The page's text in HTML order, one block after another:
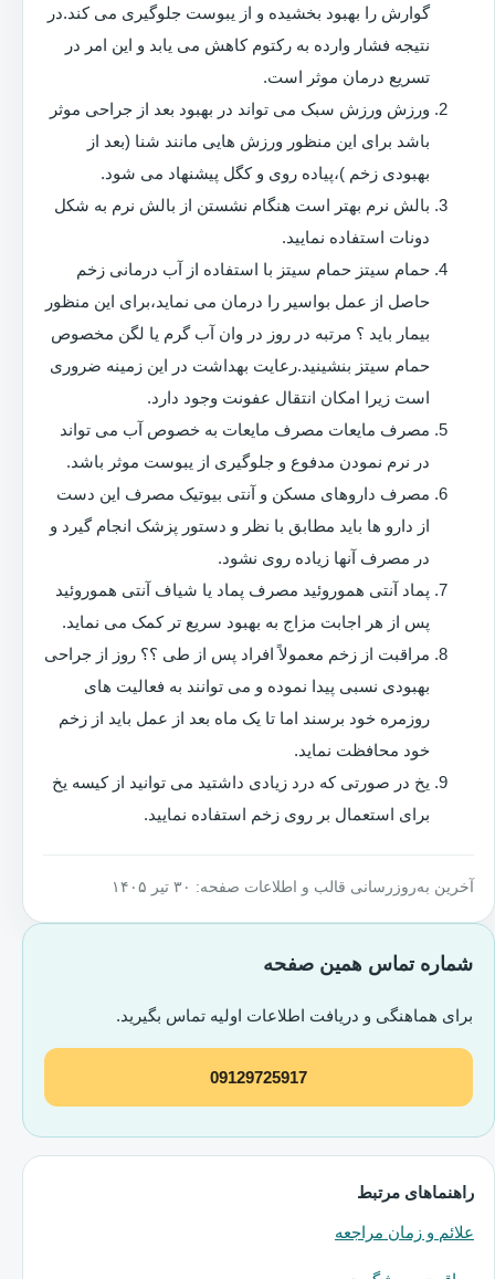
گوارش را بهبود بخشیده و از یبوست جلوگیری می کند.در
نتیجه فشار وارده به رکتوم کاهش می یابد و این امر در
تسریع درمان موثر است.
ورزش ورزش سبک می تواند در بهبود بعد از جراحی موثر
باشد برای این منظور ورزش هایی مانند شنا (بعد از
بهبودی زخم )،پیاده روی و کگل پیشنهاد می شود.
بالش نرم بهتر است هنگام نشستن از بالش نرم به شکل
دونات استفاده نمایید.
حمام سیتز حمام سیتز با استفاده از آب درمانی زخم
حاصل از عمل بواسیر را درمان می نماید،برای این منظور
بیمار باید ؟ مرتبه در روز در وان آب گرم یا لگن مخصوص
حمام سیتز بنشینید.رعایت بهداشت در این زمینه ضروری
است زیرا امکان انتقال عفونت وجود دارد.
مصرف مایعات مصرف مایعات به خصوص آب می تواند
در نرم نمودن مدفوع و جلوگیری از یبوست موثر باشد.
مصرف داروهای مسکن و آنتی بیوتیک مصرف این دست
از دارو ها باید مطابق با نظر و دستور پزشک انجام گیرد و
در مصرف آنها زیاده روی نشود.
پماد آنتی هموروئید مصرف پماد یا شیاف آنتی هموروئید
پس از هر اجابت مزاج به بهبود سریع تر کمک می نماید.
مراقبت از زخم معمولاً افراد پس از طی ؟؟ روز از جراحی
بهبودی نسبی پیدا نموده و می توانند به فعالیت های
روزمره خود برسند اما تا یک ماه بعد از عمل باید از زخم
خود محافظت نماید.
یخ در صورتی که درد زیادی داشتید می توانید از کیسه یخ
برای استعمال بر روی زخم استفاده نمایید.
آخرین به‌روزرسانی قالب و اطلاعات صفحه: ۳۰ تیر ۱۴۰۵
شماره تماس همین صفحه
برای هماهنگی و دریافت اطلاعات اولیه تماس بگیرید.
09129725917
راهنماهای مرتبط
علائم و زمان مراجعه